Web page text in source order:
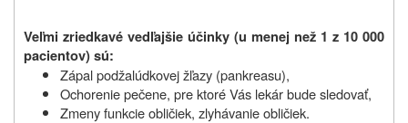
Veľmi zriedkavé vedľajšie účinky (u menej než 1 z 10 000
pacientov) sú:
Zápal podžalúdkovej žľazy (pankreasu),
Ochorenie pečene, pre ktoré Vás lekár bude sledovať,
Zmeny funkcie obličiek, zlyhávanie obličiek.